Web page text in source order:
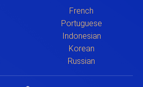
French
Portuguese
Indonesian
Korean
Russian